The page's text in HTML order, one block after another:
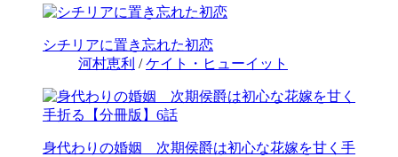
シチリアに置き忘れた初恋
河村恵利 /ケイト・ヒューイット
身代わりの婚姻 次期侯爵は初心な花嫁を甘く手